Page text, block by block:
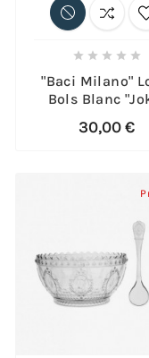
    
"Baci Milano"
Bols Blanc
30,00 €